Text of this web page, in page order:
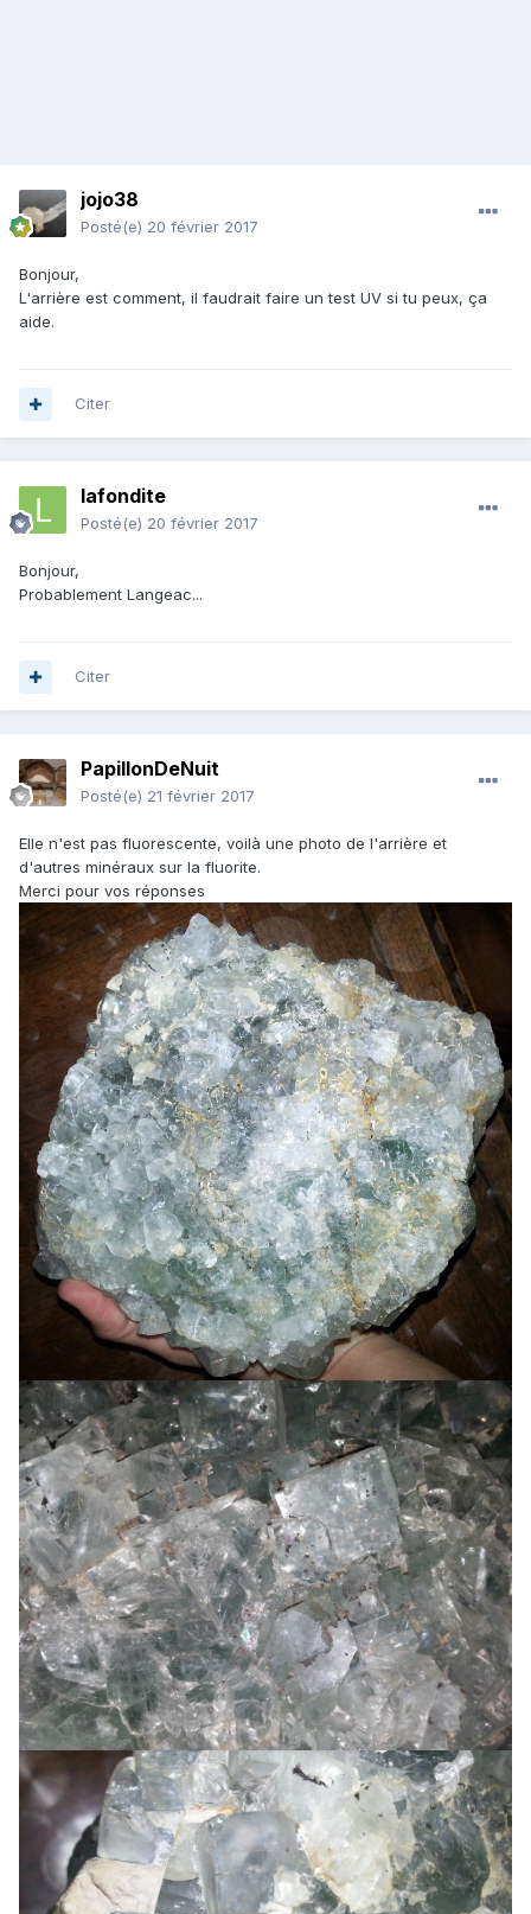
jojo38
Posté(e) 20 février 2017
Bonjour,
L'arrière est comment, il faudrait faire un test UV si tu peux, ça
aide.
Citer
lafondite
Posté(e) 20 février 2017
Bonjour,
Probablement Langeac...
Citer
PapillonDeNuit
Posté(e) 21 février 2017
Elle n'est pas fluorescente, voilà une photo de l'arrière et
d'autres minéraux sur la fluorite.
Merci pour vos réponses